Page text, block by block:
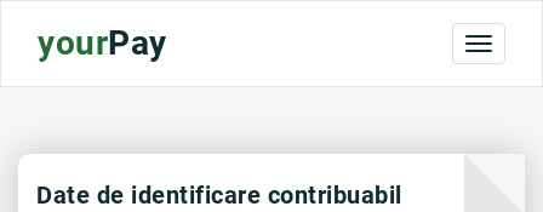
Toggle
yourPay
Date de identificare contribuabil